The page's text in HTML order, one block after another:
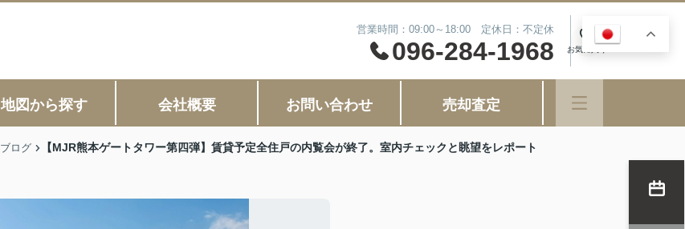
営業時間：09:00～18:00 定休日：不定休
096-284-1968 お気に入り
地図から探す 会社概要 お問い合わせ 売却査定
ブログ 【MJR熊本ゲートタワー第四弾】賃貸予定全住戸の内覧会が終了。室内チェックと眺望をレポート